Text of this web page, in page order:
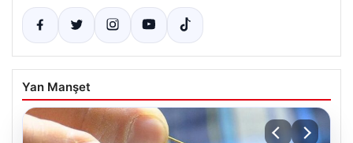
Yan Manşet